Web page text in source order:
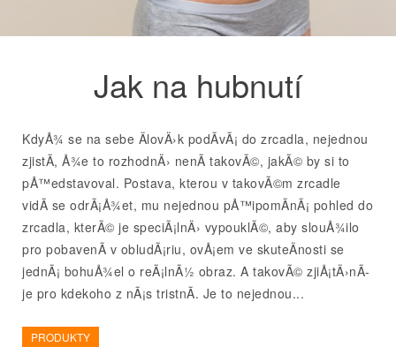
Jak na hubnutí
KdyÅ¾ se na sebe ÄlovÄ›k podÃ­vÃ¡ do zrcadla, nejednou
zjistÃ­, Å¾e to rozhodnÄ› nenÃ­ takovÃ©, jakÃ© by si to
pÅ™edstavoval. Postava, kterou v takovÃ©m zrcadle
vidÃ­ se odrÃ¡Å¾et, mu nejednou pÅ™ipomÃ­nÃ¡ pohled do
zrcadla, kterÃ© je speciÃ¡lnÄ› vypouklÃ©, aby slouÅ¾ilo
pro pobavenÃ­ v obludÃ¡riu, ovÅ¡em ve skuteÄnosti se
jednÃ¡ bohuÅ¾el o reÃ¡lnÃ½ obraz. A takovÃ© zjiÅ¡tÄ›nÃ­
je pro kdekoho z nÃ¡s tristnÃ­. Je to nejednou...
PRODUKTY